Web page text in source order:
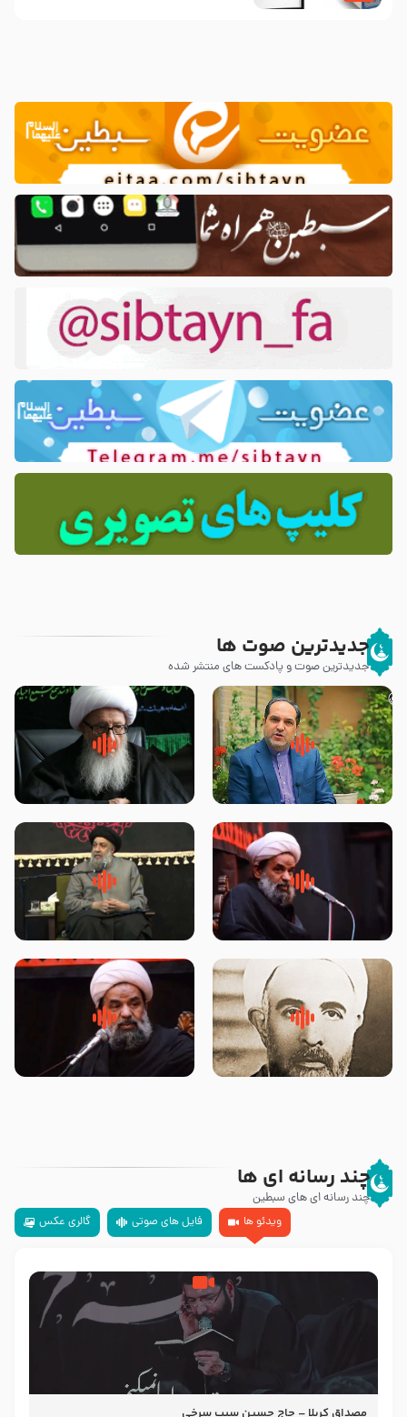
جدیدترین صوت ها
جدیدترین صوت و پادکست های منتشر شده
پیامبر صلی الله علیه وآله و سلم
فرمودند وای بر بچه های آخر
زوّار اربعین امام حسین (علیه
السلام) با این اشتیاق به زیارت
روضه جانسوز پاره های جگر امام
حسن مجتبی علیه السلام-حجت
لقب حضرت رقیه سلام الله علیها به
چه معناست – حجت الاسلام علوی
روضه‌ی مجلس یزید ملعون و
اسارت اهل‌بیت علیهم‌السلام –
سلام جوانی که امام حسین علیه
السلام خودش جوابش را دادند
چند رسانه ای ها
چند رسانه ای های سبطین
ویدئو ها
فایل های صوتی گالری عکس
مصداق کربلا – حاج حسین سیب سرخی